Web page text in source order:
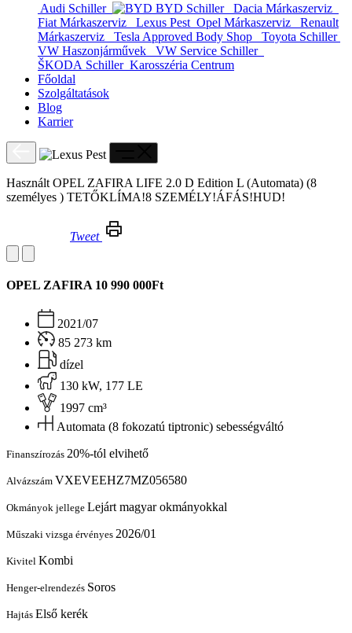
Audi Schiller BYD Schiller
Dacia Márkaszerviz
Fiat Márkaszerviz
Lexus Pest Opel Márkaszerviz
Renault
Márkaszerviz
Tesla Approved Body Shop
Toyota Schiller
VW Haszonjárművek
VW Service Schiller
ŠKODA Schiller Karosszéria Centrum
Főoldal
Szolgáltatások
Blog
Karrier
Használt OPEL ZAFIRA LIFE 2.0 D Edition L (Automata) (8
személyes ) TETŐKLÍMA!8 SZEMÉLY!ÁFÁS!HUD!
Tweet
OPEL ZAFIRA 10 990 000Ft
2021/07
85 273 km
dízel
130 kW, 177 LE
1997 cm³
Automata (8 fokozatú tiptronic) sebességváltó
Finanszírozás 20%-tól elvihető
Alvázszám VXEVEEHZ7MZ056580
Okmányok jellege Lejárt magyar okmányokkal
Műszaki vizsga érvényes 2026/01
Kivitel Kombi
Henger-elrendezés Soros
Hajtás Első kerék